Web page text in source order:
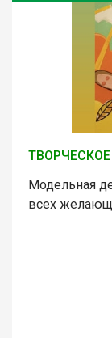
Модельная
всех